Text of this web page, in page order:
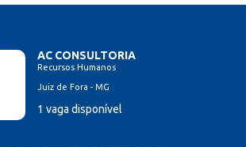
AC CONSULTORIA
Recursos Humanos
Juiz de Fora - MG
1 vaga disponível